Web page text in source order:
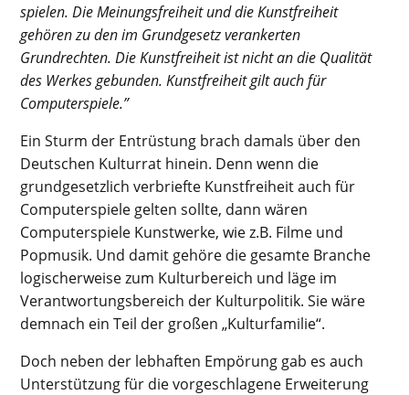
spielen. Die Meinungsfreiheit und die Kunstfreiheit
gehören zu den im Grundgesetz verankerten
Grundrechten. Die Kunstfreiheit ist nicht an die Qualität
des Werkes gebunden. Kunstfreiheit gilt auch für
Computerspiele.”
Ein Sturm der Entrüstung brach damals über den
Deutschen Kulturrat hinein. Denn wenn die
grundgesetzlich verbriefte Kunstfreiheit auch für
Computerspiele gelten sollte, dann wären
Computerspiele Kunstwerke, wie z.B. Filme und
Popmusik. Und damit gehöre die gesamte Branche
logischerweise zum Kulturbereich und läge im
Verantwortungsbereich der Kulturpolitik. Sie wäre
demnach ein Teil der großen „Kulturfamilie“.
Doch neben der lebhaften Empörung gab es auch
Unterstützung für die vorgeschlagene Erweiterung